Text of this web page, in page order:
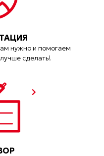
нужно и помогаем
сделать!